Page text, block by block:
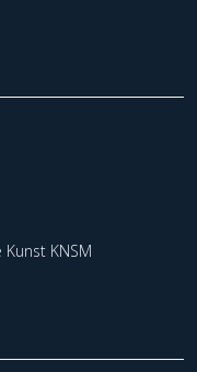
KNSM